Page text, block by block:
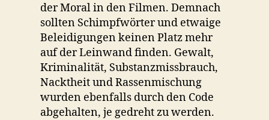
der Moral in den Filmen. Demnach
sollten Schimpfwörter und etwaige
Beleidigungen keinen Platz mehr
auf der Leinwand finden. Gewalt,
Kriminalität, Substanzmissbrauch,
Nacktheit und Rassenmischung
wurden ebenfalls durch den Code
abgehalten, je gedreht zu werden.